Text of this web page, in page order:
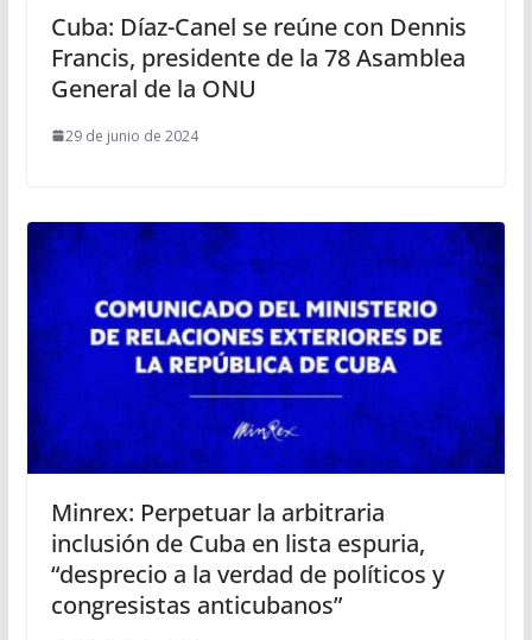
Cuba: Díaz-Canel se reúne con Dennis
Francis, presidente de la 78 Asamblea
General de la ONU
29 de junio de 2024
Minrex: Perpetuar la arbitraria
inclusión de Cuba en lista espuria,
“desprecio a la verdad de políticos y
congresistas anticubanos”